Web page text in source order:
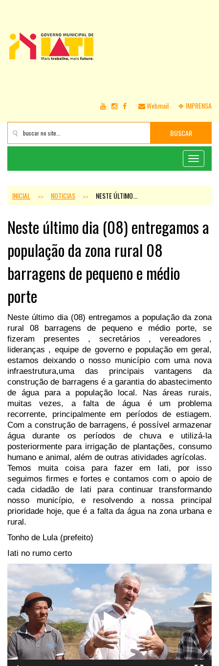
Webmail ❖ IMPRENSA
BUSCAR
Toggle
INICIAL >> NOTICIAS >> NESTE ÚLTIMO...
Neste último dia (08) entregamos a
população da zona rural 08
barragens de pequeno e médio
porte
Neste último dia (08) entregamos a população da zona
rural 08 barragens de pequeno e médio porte, se
fizeram presentes , secretários , vereadores ,
lideranças , equipe de governo e população em geral,
estamos deixando o nosso município com uma nova
infraestrutura,uma das principais vantagens da
construção de barragens é a garantia do abastecimento
de água para a população local. Nas áreas rurais,
muitas vezes, a falta de água é um problema
recorrente, principalmente em períodos de estiagem.
Com a construção de barragens, é possível armazenar
água durante os períodos de chuva e utilizá-la
posteriormente para irrigação de plantações, consumo
humano e animal, além de outras atividades agrícolas.
Temos muita coisa para fazer em Iati, por isso
seguimos firmes e fortes e contamos com o apoio de
cada cidadão de Iati para continuar transformando
nosso município, e resolvendo a nossa principal
prioridade hoje, que é a falta da água na zona urbana e
rural.
Tonho de Lula (prefeito)
Iati no rumo certo
Tocador
vídeo